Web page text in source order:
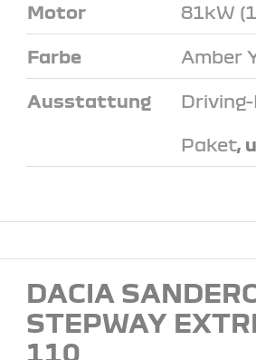
Motor 81kW
Farbe Amber
Ausstattung
Paket,
DACIA
STEPWAY
110